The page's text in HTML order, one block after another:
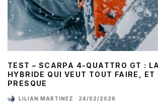
TEST – SCARPA 4-QUATTRO GT :
HYBRIDE QUI VEUT TOUT FAIRE, ET
PRESQUE
LILIAN MARTINEZ · 24/02/2026